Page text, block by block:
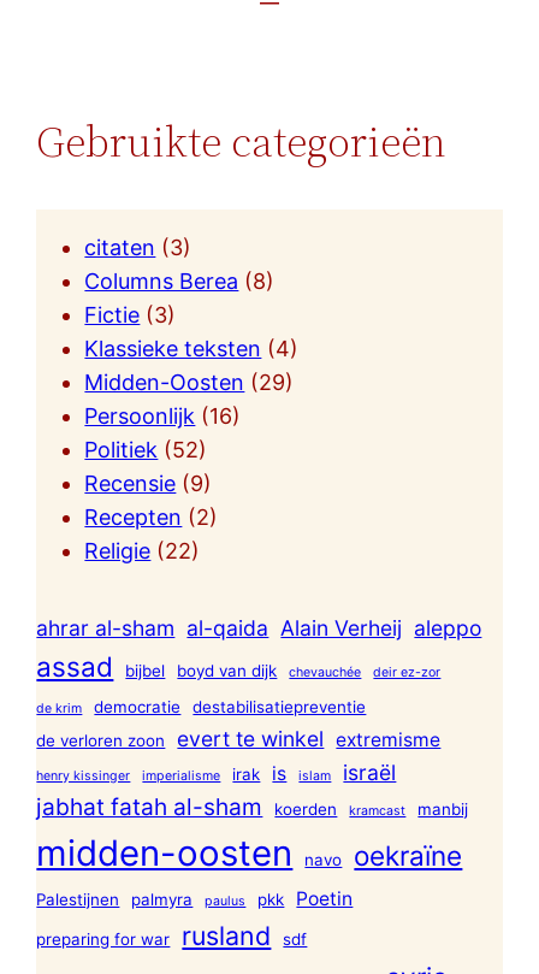
Gebruikte categorieën
citaten (3)
Columns Berea (8)
Fictie (3)
Klassieke teksten (4)
Midden-Oosten (29)
Persoonlijk (16)
Politiek (52)
Recensie (9)
Recepten (2)
Religie (22)
ahrar al-sham al-qaida Alain Verheij aleppo
assad bijbel boyd van dijk chevauchée deir ez-zor
de krim democratie
destabilisatiepreventie
de verloren zoon
evert te winkel extremisme
henry kissinger imperialisme irak is islam israël
jabhat fatah al-sham koerden kramcast manbij
midden-oosten navo oekraïne
Palestijnen palmyra paulus pkk Poetin
preparing for war rusland sdf